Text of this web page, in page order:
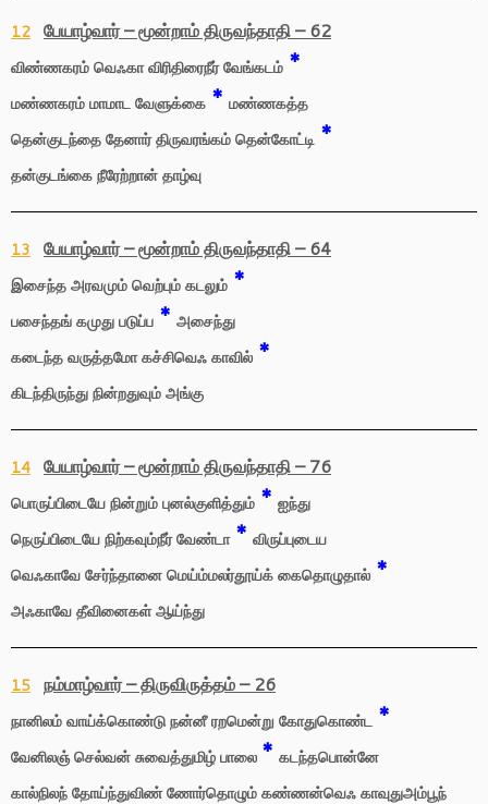
12 பேயாழ்வார் – மூன்றாம் திருவந்தாதி – 62
விண்ணகரம் வெஃகா விரிதிரைநீர் வேங்கடம் *
மண்ணகரம் மாமாட வேளுக்கை * மண்ணகத்த
தென்குடந்தை தேனார் திருவரங்கம் தென்கோட்டி *
தன்குடங்கை நீரேற்றான் தாழ்வு
13 பேயாழ்வார் – மூன்றாம் திருவந்தாதி – 64
இசைந்த அரவமும் வெற்பும் கடலும் *
பசைந்தங் கமுது படுப்ப * அசைந்து
கடைந்த வருத்தமோ கச்சிவெஃ காவில் *
கிடந்திருந்து நின்றதுவும் அங்கு
14 பேயாழ்வார் – மூன்றாம் திருவந்தாதி – 76
பொருப்பிடையே நின்றும் புனல்குளித்தும் * ஐந்து
நெருப்பிடையே நிற்கவும்நீர் வேண்டா* விருப்புடைய
வெஃகாவே சேர்ந்தானை மெய்ம்மலர்தூய்க் கைதொழுதால் *
அஃகாவே தீவினைகள் ஆய்ந்து
15 நம்மாழ்வார் – திருவிருத்தம் – 26
நானிலம் வாய்க்கொண்டு நன்னீ ரறமென்று கோதுகொண்ட *
வேனிலஞ் செல்வன் சுவைத்துமிழ் பாலை * கடந்தபொன்னே
கால்நிலந் தோய்ந்துவிண் ணோர்தொழும் கண்ணன்வெஃ காவுதுஅம்பூந்